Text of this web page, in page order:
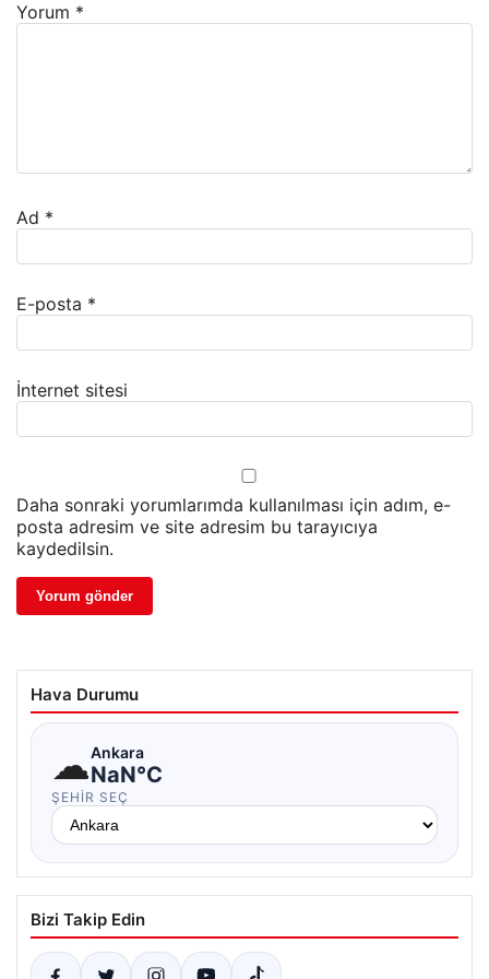
Yorum *
Ad *
E-posta *
İnternet sitesi
Daha sonraki yorumlarımda kullanılması için adım, e-
posta adresim ve site adresim bu tarayıcıya
kaydedilsin.
Hava Durumu
☁Ankara
NaN°C
ŞEHIR SEÇ
Bizi Takip Edin